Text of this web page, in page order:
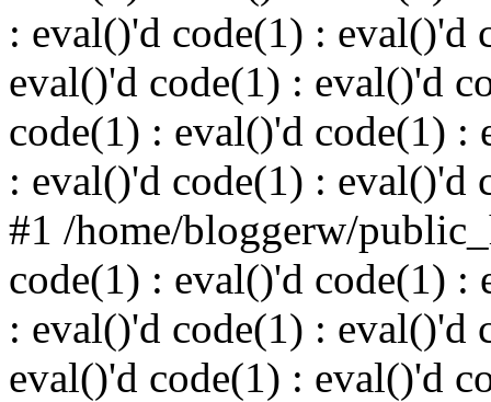
: eval()'d code(1) : eval()'d
eval()'d code(1) : eval()'d
code(1) : eval()'d code(1) :
: eval()'d code(1) : eval()'d
#1 /home/bloggerw/
code(1) : eval()'d code(1) :
: eval()'d code(1) : eval()'d
eval()'d code(1) : eval()'d